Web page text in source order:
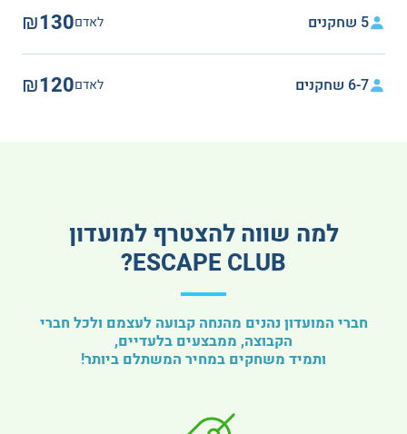
5 שחקנים לאדם₪130
6-7 שחקנים לאדם₪120
למה שווה להצטרף למועדון
ESCAPE CLUB?
חברי המועדון נהנים מהנחה קבועה לעצמם ולכל חברי
הקבוצה, ממבצעים בלעדיים,
ותמיד משחקים במחיר המשתלם ביותר!